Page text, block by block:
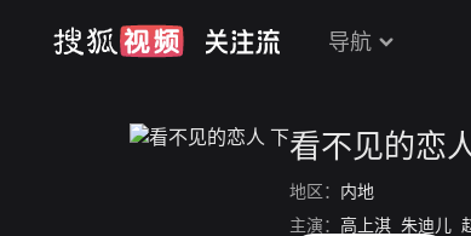
导航
看不见的恋
地区： 内地
主演： 高上淇 朱迪儿